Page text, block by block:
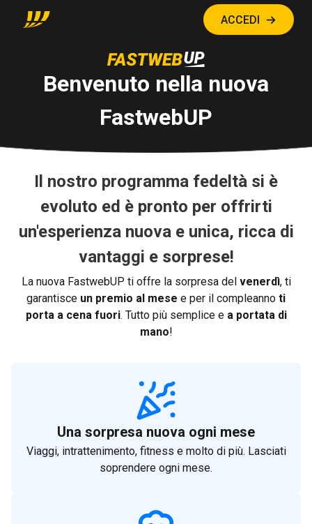
ACCEDI
Benvenuto nella nuova
FastwebUP
Il nostro programma fedeltà si è
evoluto ed è pronto per offrirti
un'esperienza nuova e unica, ricca di
vantaggi e sorprese!
La nuova FastwebUP ti offre la sorpresa del venerdì, ti
garantisce un premio al mese e per il compleanno ti
porta a cena fuori. Tutto più semplice e a portata di
mano!
Una sorpresa nuova ogni mese
Viaggi, intrattenimento, fitness e molto di più. Lasciati
soprendere ogni mese.